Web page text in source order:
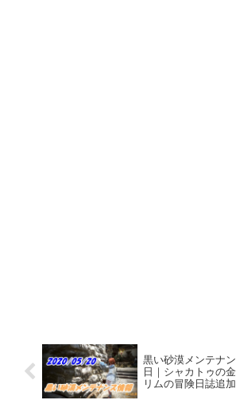
黒い砂漠メンテナ
日｜シャカトゥの
リムの冒険日誌追加